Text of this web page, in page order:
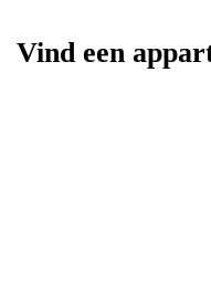
Vind een